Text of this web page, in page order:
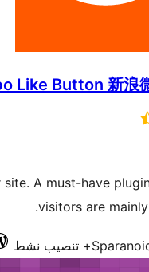
Like Button 新浪
A must-have
visitors are